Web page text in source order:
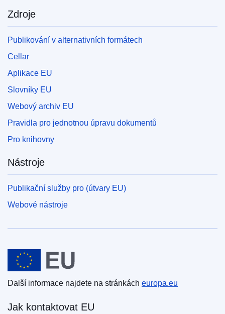
Zdroje
Publikování v alternativních formátech
Cellar
Aplikace EU
Slovníky EU
Webový archiv EU
Pravidla pro jednotnou úpravu dokumentů
Pro knihovny
Nástroje
Publikační služby pro (útvary EU)
Webové nástroje
Evropská unie
Další informace najdete na stránkách europa.eu
Jak kontaktovat EU